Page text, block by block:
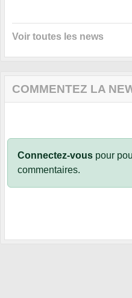
Voir toutes les news
COMMENTEZ LA
Connectez-vous pour
commentaires.